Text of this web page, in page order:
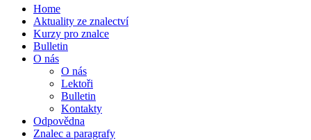
Home
Aktuality ze znalectví
Kurzy pro znalce
Bulletin
O nás
O nás
Lektoři
Bulletin
Kontakty
Odpovědna
Znalec a paragrafy